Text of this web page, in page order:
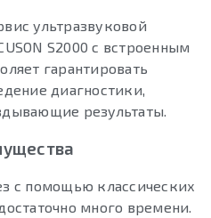
ультразвуковой
S2000 с встроенным
гарантировать
диагностики,
результаты.
с помощью классических
много времени.